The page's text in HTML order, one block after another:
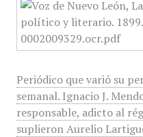
Periódico que varió su
semanal. Ignacio J.
responsable, adicto al
suplieron Aurelio